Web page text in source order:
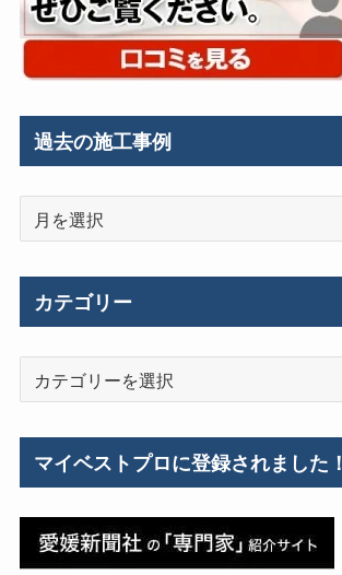
過去の施工事例
去
工
カテゴリー
テ
リマイベストプロに登録されました！